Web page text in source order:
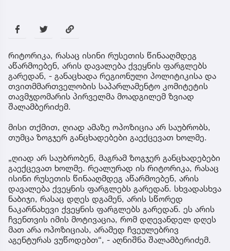
რიტორიკა, რასაც ისინი რუსეთის წინააღმდეგ
აწარმოებენ, არის დავალება ქვეყნის ფარგლებს
გარედან, - განაცხადა რეგიონული პოლიტიკისა და
თვითმმართველობის საპარლამენტო კომიტეტის
თავმჯდომარის პირველმა მოადგილემ ზვიად
შალამბერიძემ.
მისი თქმით, ღიად ამაზე ოპოზიცია არ საუბრობს,
თუმცა ზოგჯერ განცხადებები გაექცევათ ხოლმე.
„ღიად არ საუბრობენ, მაგრამ ზოგჯერ განცხადებები
გაექცევათ ხოლმე. რეალურად ის რიტორიკა, რასაც
ისინი რუსეთის წინააღმდეგ აწარმოებენ, არის
დავალება ქვეყნის ფარგლებს გარედან. სხვადასხვა
ნაბიჯი, რასაც დღეს დგამენ, არის სწორედ
ნაკარნახევი ქვეყნის ფარგლებს გარედან. ეს არის
ჩვენთვის იმის მოტივაცია, რომ დღევანდელ დღეს
მათ არა ოპოზიციას, არამედ ჩვეულებრივ
აგენტურას ვუწოდებთ“, - აღნიშნა შალამბერიძემ.